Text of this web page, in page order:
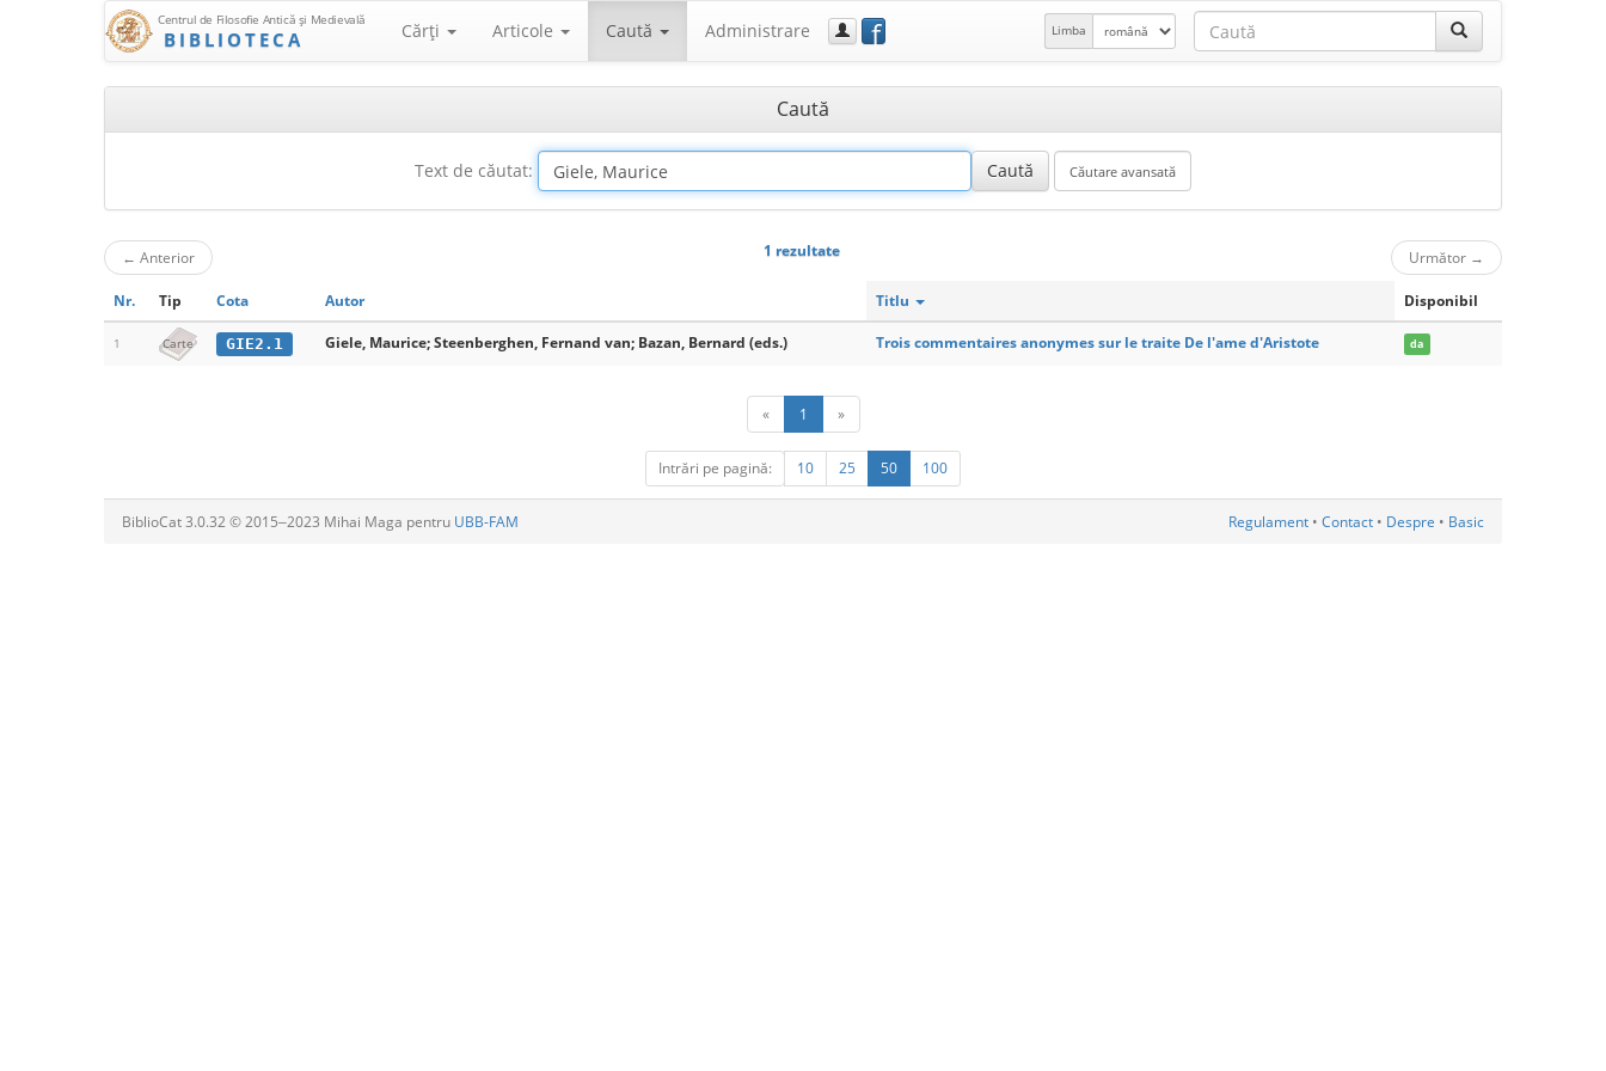
Centrul de Filosofie Antică şi Medievală
BIBLIOTECA Cărţi Articole Caută Administrare f Limba
Caută
Text de căutat:
← Anterior 1 rezultate Următor →
Nr. Tip Cota Autor Titlu Disponibil
1 Carte GIE2.1 Giele, Maurice; Steenberghen, Fernand van; Bazan, Bernard (eds.) Trois commentaires anonymes sur le traite De l'ame d'Aristote da
« 1 »
Intrări pe pagină: 10 25 50 100
BiblioCat 3.0.32 © 2015‒2023 Mihai Maga pentru UBB-FAM Regulament • Contact • Despre • Basic